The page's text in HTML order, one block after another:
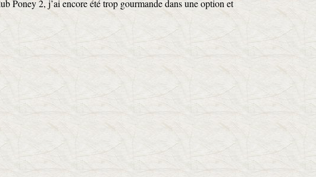
Poney 2, j’ai encore été trop gourmande dans une option et